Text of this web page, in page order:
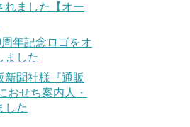
れました【オー
年記念ロゴをオ
ました
新聞社様『通販
おせち案内人・
した